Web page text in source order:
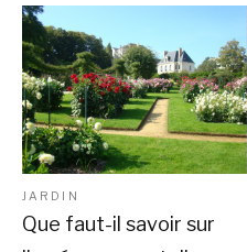
JARDIN
Que faut-il savoir sur